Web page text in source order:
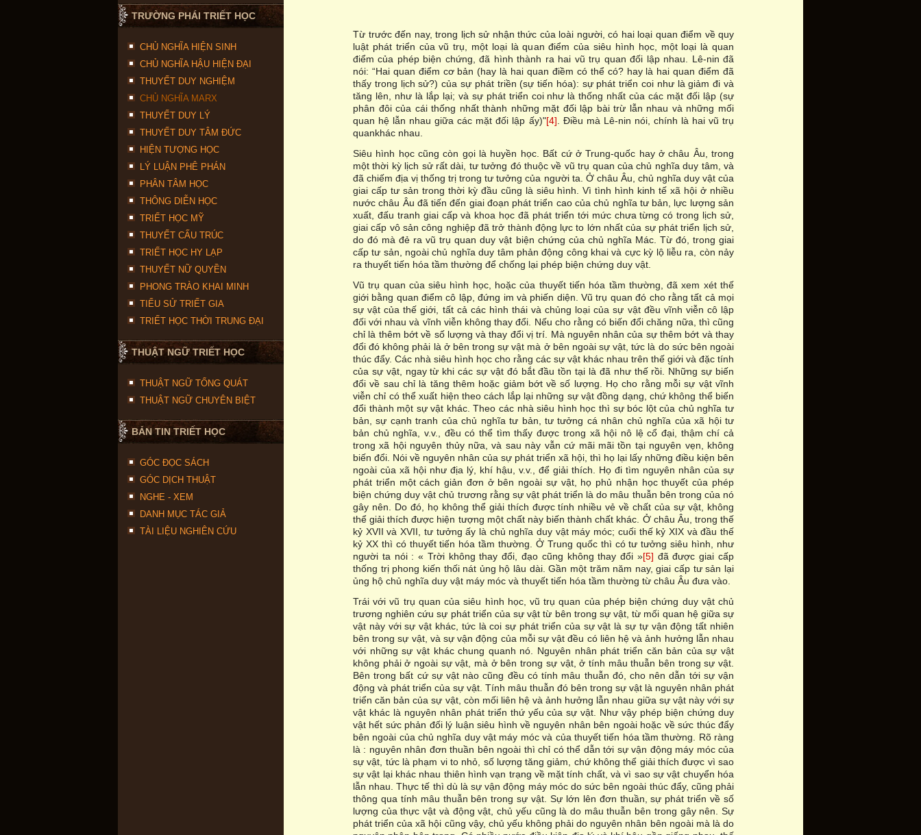
TRƯỜNG PHÁI TRIẾT HỌC
CHỦ NGHĨA HIỆN SINH
CHỦ NGHĨA HẬU HIỆN ĐẠI
THUYẾT DUY NGHIỆM
CHỦ NGHĨA MARX
THUYẾT DUY LÝ
THUYẾT DUY TÂM ĐỨC
HIỆN TƯỢNG HỌC
LÝ LUẬN PHÊ PHÁN
PHÂN TÂM HỌC
THÔNG DIỄN HỌC
TRIẾT HỌC MỸ
THUYẾT CẤU TRÚC
TRIẾT HỌC HY LẠP
THUYẾT NỮ QUYỀN
PHONG TRÀO KHAI MINH
TIỂU SỬ TRIẾT GIA
TRIẾT HỌC THỜI TRUNG ĐẠI
THUẬT NGỮ TRIẾT HỌC
THUẬT NGỮ TỔNG QUÁT
THUẬT NGỮ CHUYÊN BIỆT
BẢN TIN TRIẾT HỌC
GÓC ĐỌC SÁCH
GÓC DỊCH THUẬT
NGHE - XEM
DANH MỤC TÁC GIẢ
TÀI LIỆU NGHIÊN CỨU
Từ trước đến nay, trong lịch sử nhận thức của loài người, có hai loại quan điểm về quy
luật phát triển của vũ trụ, một loại là quan điểm của siêu hình học, một loại là quan
điểm của phép biện chứng, đã hình thành ra hai vũ trụ quan đối lập nhau. Lê-nin đã
nói: “Hai quan điểm cơ bản (hay là hai quan điềm có thể có? hay là hai quan điểm đã
thấy trong lịch sử?) của sự phát triền (sự tiến hóa): sự phát triển coi như là giảm đi và
tăng lên, như là lắp lại; và sự phát triển coi như là thống nhất của các mặt đối lập (sự
phân đôi của cái thống nhất thành những mặt đối lập bài trừ lẫn nhau và những mối
quan hệ lẫn nhau giữa các mặt đối lập ấy)"[4] . Điều mà Lê-nin nói, chính là hai vũ trụ
quankhác nhau.
Siêu hình học cũng còn gọi là huyền học. Bất cứ ở Trung-quốc hay ở châu Âu, trong
một thời kỳ lịch sử rất dài, tư tưởng đó thuộc về vũ trụ quan của chủ nghĩa duy tâm, và
đã chiếm địa vị thống trị trong tư tưởng của người ta. Ở châu Âu, chủ nghĩa duy vật của
giai cấp tư sản trong thời kỳ đầu cũng là siêu hình. Vì tình hình kinh tế xã hội ở nhiều
nước châu Âu đã tiến đến giai đoạn phát triển cao của chủ nghĩa tư bản, lực lượng sản
xuất, đấu tranh giai cấp và khoa học đã phát triển tới mức chưa từng có trong lịch sử,
giai cấp vô sản công nghiệp đã trở thành động lực to lớn nhất của sự phát triển lịch sử,
do đó mà đẻ ra vũ trụ quan duy vật biện chứng của chủ nghĩa Mác. Từ đó, trong giai
cấp tư sản, ngoài chủ nghĩa duy tâm phản động công khai và cực kỳ lộ liễu ra, còn nảy
ra thuyết tiến hóa tầm thường để chống lại phép biện chứng duy vật.
Vũ trụ quan của siêu hình học, hoặc của thuyết tiến hóa tầm thường, đã xem xét thế
giới bằng quan điểm cô lập, đứng im và phiến diện. Vũ trụ quan đó cho rằng tất cả mọi
sự vật của thế giới, tất cả các hình thái và chủng loại của sự vật đều vĩnh viễn cô lập
đối với nhau và vĩnh viễn không thay đổi. Nếu cho rằng có biến đổi chăng nữa, thì cũng
chỉ là thêm bớt về số lượng và thay đổi vị trí. Mà nguyên nhân của sự thêm bớt và thay
đổi đó không phải là ở bên trong sự vật mà ở bên ngoài sự vật, tức là do sức bên ngoài
thúc đẩy. Các nhà siêu hình học cho rằng các sự vật khác nhau trên thế giới và đặc tính
của sự vật, ngay từ khi các sự vật đó bắt đầu tồn tại là đã như thế rồi. Những sự biến
đổi về sau chỉ là tăng thêm hoặc giảm bớt về số lượng. Họ cho rằng mỗi sự vật vĩnh
viễn chỉ có thể xuất hiện theo cách lắp lại những sự vật đồng dạng, chứ không thể biến
đổi thành một sự vật khác. Theo các nhà siêu hình học thì sự bóc lột của chủ nghĩa tư
bản, sự cạnh tranh của chủ nghĩa tư bản, tư tưởng cá nhân chủ nghĩa của xã hội tư
bản chủ nghĩa, v.v., đều có thể tìm thấy được trong xã hội nô lệ cổ đại, thậm chí cả
trong xã hội nguyên thủy nữa, và sau này vẫn cứ mãi mãi tồn tại nguyên vẹn, không
biến đổi. Nói về nguyên nhân của sự phát triển xã hội, thì họ lại lấy những điều kiện bên
ngoài của xã hội như địa lý, khí hậu, v.v., để giải thích. Họ đi tìm nguyên nhân của sự
phát triển một cách giản đơn ở bên ngoài sự vật, họ phủ nhận học thuyết của phép
biện chứng duy vật chủ trương rằng sự vật phát triển là do mâu thuẫn bên trong của nó
gây nên. Do đó, họ không thể giải thích được tính nhiều vẻ về chất của sự vật, không
thể giải thích được hiện tượng một chất này biến thành chất khác. Ở châu Âu, trong thế
kỷ XVII và XVII, tư tưởng ấy là chủ nghĩa duy vật máy móc; cuối thế kỷ XIX và đầu thế
kỷ XX thì có thuyết tiến hóa tầm thường. Ở Trung quốc thì có tư tưởng siêu hình, như
người ta nói : « Trời không thay đổi, đạo cũng không thay đổi »[5] đã được giai cấp
thống trị phong kiến thối nát ủng hộ lâu dài. Gần một trăm năm nay, giai cấp tư sản lại
ủng hộ chủ nghĩa duy vật máy móc và thuyết tiến hóa tầm thường từ châu Âu đưa vào.
Trái với vũ trụ quan của siêu hình học, vũ trụ quan của phép biện chứng duy vật chủ
trương nghiên cứu sự phát triển của sự vật từ bên trong sự vật, từ mối quan hệ giữa sự
vật này với sự vật khác, tức là coi sự phát triển của sự vật là sự tự vận động tất nhiên
bên trong sự vật, và sự vận động của mỗi sự vật đều có liên hệ và ảnh hưởng lẫn nhau
với những sự vật khác chung quanh nó. Nguyên nhân phát triển căn bản của sự vật
không phải ở ngoài sự vật, mà ở bên trong sự vật, ở tính mâu thuẫn bên trong sự vật.
Bên trong bất cứ sự vật nào cũng đều có tính mâu thuẫn đó, cho nên dẫn tới sự vận
động và phát triển của sự vật. Tính mâu thuẫn đó bên trong sự vật là nguyên nhân phát
triển căn bản của sự vật, còn mối liên hệ và ảnh hưởng lẫn nhau giữa sự vật này với sự
vật khác là nguyên nhân phát triển thứ yếu của sự vật. Như vậy phép biện chứng duy
vật hết sức phản đối lý luận siêu hình về nguyên nhân bên ngoài hoặc về sức thúc đẩy
bên ngoài của chủ nghĩa duy vật máy móc và của thuyết tiến hóa tầm thường. Rõ ràng
là : nguyên nhân đơn thuần bên ngoài thì chỉ có thể dẫn tới sự vận động máy móc của
sự vật, tức là phạm vi to nhỏ, số lượng tăng giảm, chứ không thể giải thích được vì sao
sự vật lại khác nhau thiên hình vạn trạng về mặt tính chất, và vì sao sự vật chuyển hóa
lẫn nhau. Thực tế thì dù là sự vận động máy móc do sức bên ngoài thúc đẩy, cũng phải
thông qua tính mâu thuẫn bên trong sự vật. Sự lớn lên đơn thuần, sự phát triển về số
lượng của thực vật và động vật, chủ yếu cũng là do mâu thuẫn bên trong gây nên. Sự
phát triển của xã hội cũng vậy, chủ yếu không phải do nguyên nhân bên ngoài mà là do